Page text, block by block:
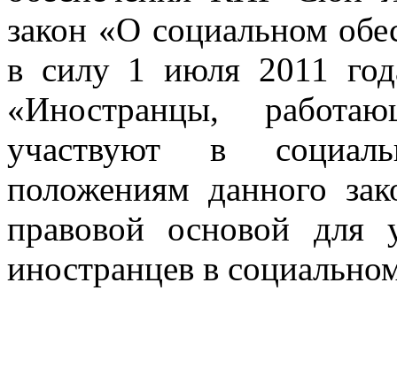
закон «О социальном
в силу 1 июля 2011
«Иностранцы,
участвуют в
положениям данного
правовой основой для
иностранцев в